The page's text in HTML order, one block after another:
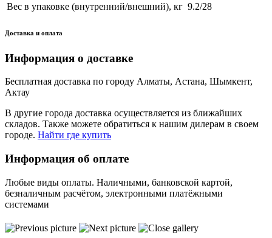
Вес в упаковке (внутренний/внешний), кг 9.2/28
Доставка и оплата
Информация о доставке
Бесплатная доставка по городу Алматы, Астана, Шымкент,
Актау
В другие города доставка осуществляется из ближайших
складов. Также можете обратиться к нашим дилерам в своем
городе. Найти где купить
Информация об оплате
Любые виды оплаты. Наличными, банковской картой,
безналичным расчётом, электронными платёжными
системами